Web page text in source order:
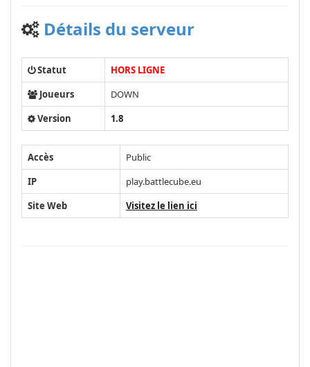
Détails du serveur
Statut
HORS LIGNE
Joueurs
DOWN
Version
1.8
Accès
Public
IP
play.battlecube.eu
Site Web
Visitez le lien ici